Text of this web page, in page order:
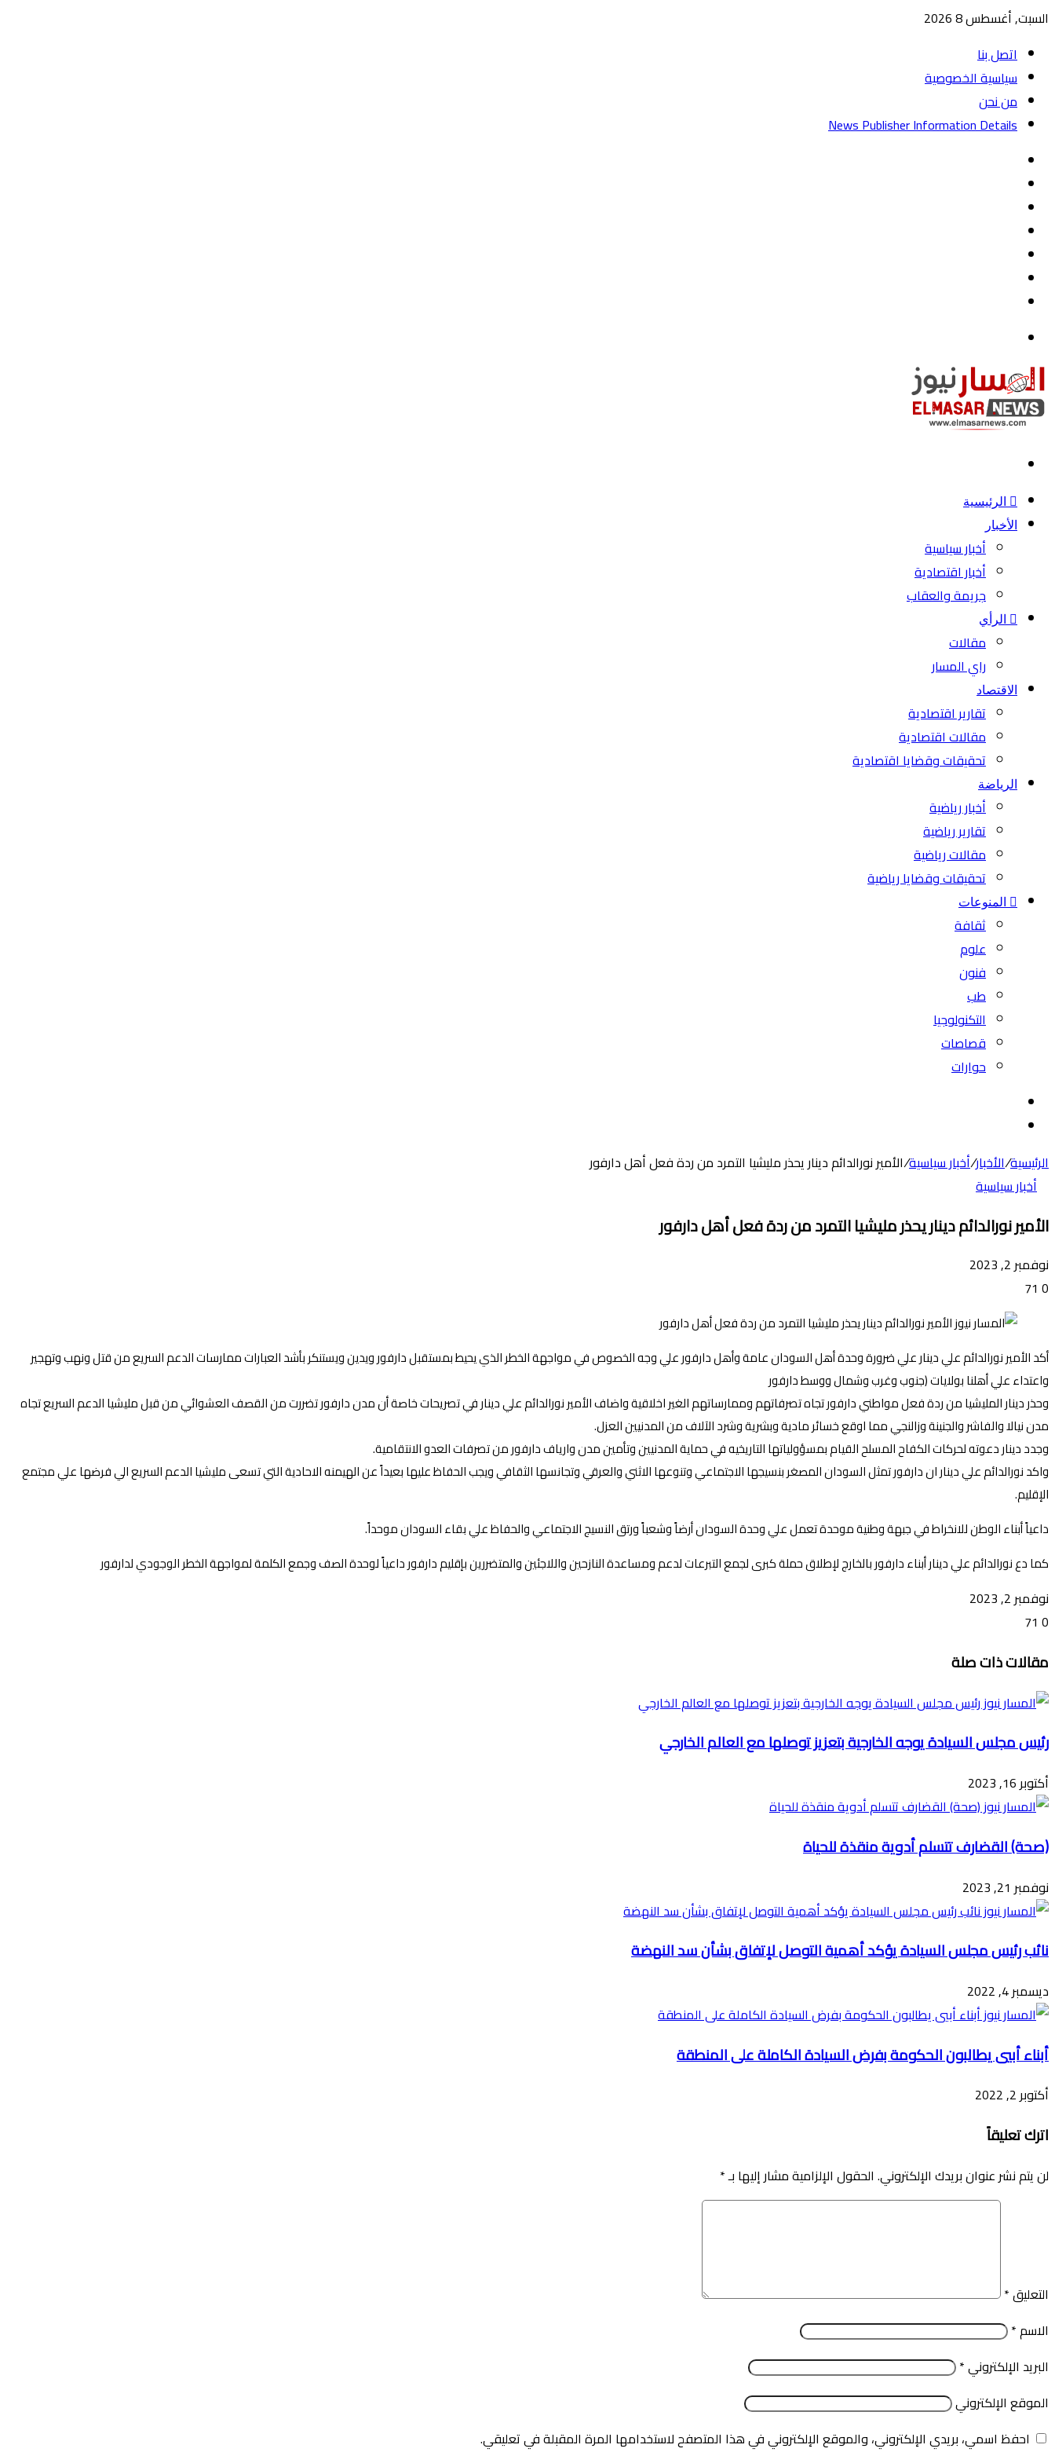
السبت, أغسطس 8 2026
اتصل بنا
سياسية الخصوصية
من نحن
News Publisher Information Details
الرئيسية
الأخبار
أخبار سياسية
أخبار اقتصادية
جريمة والعقاب
الرأي
مقالات
راي المسار
الاقتصاد
تقارير اقتصادية
مقالات اقتصادية
تحقيقات وقضايا اقتصادية
الرياضة
أخبار رياضية
تقارير رياضية
مقالات رياضية
تحقيقات وقضايا رياضية
المنوعات
ثقافة
علوم
فنون
طب
التكنولوجيا
قصاصات
حوارات
الرئيسية/الأخبار/أخبار سياسية/الأمير نورالدائم دينار يحذر مليشيا التمرد من ردة فعل أهل دارفور
أخبار سياسية
الأمير نورالدائم دينار يحذر مليشيا التمرد من ردة فعل أهل دارفور
نوفمبر 2, 2023
0
أكد الأمير نورالدائم علي دينار علي ضرورة وحدة أهل السودان عامة وأهل دارفور علي وجه الخصوص في مواجهة الخطر الذي يحيط بمستقبل دارفور ويدين ويستنكر بأشد العبارات ممارسات الدعم السريع من قتل ونهب وتهجير
واعتداء علي أهلنا بولايات (جنوب وغرب وشمال ووسط دارفور
وحذر دينار المليشيا من ردة فعل مواطني دارفور تجاه تصرفاتهم وممارساتهم الغير اخلاقية واضاف الأمير نورالدائم علي دينار في تصريحات خاصة أن مدن دارفور تضررت من القصف العشوائي من قبل مليشيا الدعم السريع تجاه
مدن نيالا والفاشر والجنينة وزالنجي مما اوقع خسائر مادية وبشرية وشرد الآلاف من المدنيين العزل.
وجدد دينار دعوته لحركات الكفاح المسلح القيام بمسؤولياتها التاريخيه في حماية المدنيين وتأمين مدن وارياف دارفور من تصرفات العدو الانتقامية.
واكد نورالدائم علي دينار ان دارفور تمثل السودان المصغر بنسيجها الاجتماعي وتنوعها الاثني والعرقي وتجانسها الثقافي ويجب الحفاظ عليها بعيداً عن الهيمنه الاحادية التي تسعى مليشيا الدعم السريع الي فرضها علي مجتمع
الإقليم.
داعياً أبناء الوطن للانخراط في جبهة وطنية موحدة تعمل علي وحدة السودان أرضاً وشعباً ورتق النسيج الاجتماعي والحفاظ علي بقاء السودان موحداً.
كما دع نورالدائم علي دينار أبناء دارفور بالخارج لإطلاق حملة كبرى لجمع التبرعات لدعم ومساعدة النازحين واللاجئين والمتضررين بإقليم دارفور داعياً لوحدة الصف وجمع الكلمة لمواجهة الخطر الوجودي لدارفور
نوفمبر 2, 2023
0
عبر
البريد
مقالات ذات صلة
رئيس مجلس السيادة يوجه الخارجية بتعزيز توصلها مع العالم الخارجي
أكتوبر 16, 2023
(صحة) القضارف تتسلم أدوية منقذة للحياة
نوفمبر 21, 2023
نائب رئيس مجلس السيادة يؤكد أهمية التوصل لإتفاق بشأن سد النهضة
ديسمبر 4, 2022
أبناء أبيي يطالبون الحكومة بفرض السيادة الكاملة على المنطقة
أكتوبر 2, 2022
اترك تعليقاً
لن يتم نشر عنوان بريدك الإلكتروني. الحقول الإلزامية مشار إليها بـ*
التعليق*
الاسم*
البريد الإلكتروني*
الموقع الإلكتروني
احفظ اسمي، بريدي الإلكتروني، والموقع الإلكتروني في هذا المتصفح لاستخدامها المرة المقبلة في تعليقي.